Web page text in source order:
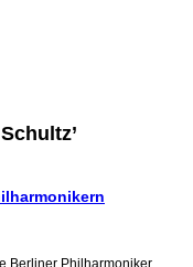
Berliner Philharmoniker